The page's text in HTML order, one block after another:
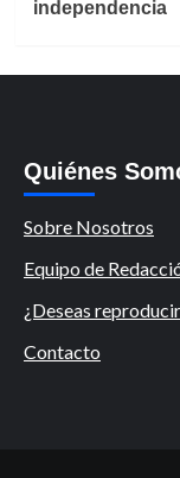
independencia
Quiénes
Sobre Nosotros
Equipo de
¿Deseas
Contacto